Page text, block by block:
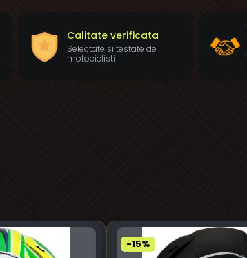
Calitate verificata
Selectate si testate de
motociclisti
-15%